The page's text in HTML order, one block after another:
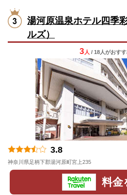
湯河原温泉ホテル四季
ルズ）
3 人 / 18人がおすす
3.8
神奈川県足柄下郡湯河原町宮上235
料金